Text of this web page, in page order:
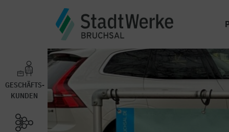
GESCHÄFTS-
KUNDEN